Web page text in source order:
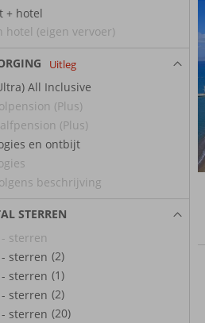
+ hotel
hotel (eigen vervoer)
Uitleg
All Inclusive
(Plus)
(Plus)
en ontbijt
beschrijving
STERREN
- sterren
sterren (2)
- sterren (1)
sterren (2)
- sterren (20)